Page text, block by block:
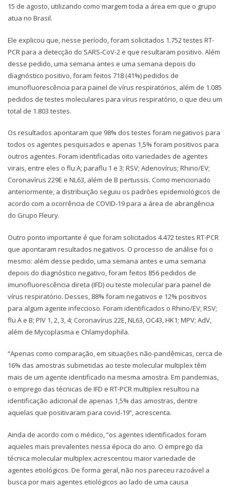
15 de agosto, utilizando como margem toda a área em que o grupo
atua no Brasil.
Ele explicou que, nesse período, foram solicitados 1.752 testes RT-
PCR para a detecção do SARS-CoV-2 e que resultaram positivo. Além
desse pedido, uma semana antes e uma semana depois do
diagnóstico positivo, foram feitos 718 (41%) pedidos de
imunofluorescência para painel de vírus respiratórios, além de 1.085
pedidos de testes moleculares para vírus respiratório, o que deu um
total de 1.803 testes.
Os resultados apontaram que 98% dos testes foram negativos para
todos os agentes pesquisados e apenas 1,5% foram positivos para
outros agentes. Foram identificadas oito variedades de agentes
virais, entre eles o flu A; paraflu 1 e 3; RSV; Adenovírus; Rhino/EV;
Coronavírus 229E e NL63, além de B pertussis. Como mencionado
anteriormente, a distribuição seguiu os padrões epidemiológicos de
acordo com a ocorrência de COVID-19 para a área de abrangência
do Grupo Fleury.
Outro ponto importante é que foram solicitados 4.472 testes RT-PCR
que apontaram resultados negativos. O processo de análise foi o
mesmo: além desse pedido, uma semana antes e uma semana
depois do diagnóstico negativo, foram feitos 856 pedidos de
imunofluorescência direta (IFD) ou teste molecular para painel de
vírus respiratório. Desses, 88% foram negativos e 12% positivos
para algum agente infeccioso. Foram identificados o Rhino/EV; RSV;
flu A e B; PIV 1, 2, 3, 4; Coronavírus 22E, NL63, OC43, HK1; MPV; AdV,
além de Mycoplasma e Chlamydophila.
“Apenas como comparação, em situações não-pandêmicas, cerca de
16% das amostras submetidas ao teste molecular multiplex têm
mais de um agente identificado na mesma amostra. Em pandemias,
o emprego das técnicas de IFD e RT-PCR multiplex resultou na
identificação adicional de apenas 1,5% das amostras, dentre
aquelas que positivaram para covid-19”, acrescenta.
Ainda de acordo com o médico, “os agentes identificados foram
aqueles mais prevalentes nessa época do ano. O emprego da
técnica molecular multiplex acrescentou maior variedade de
agentes etiológicos. De forma geral, não nos pareceu razoável a
busca por mais agentes etiológicos ao lado de uma causa